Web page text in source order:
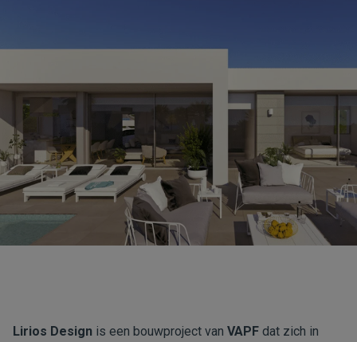
Lirios Design is een bouwproject van VAPF dat zich in